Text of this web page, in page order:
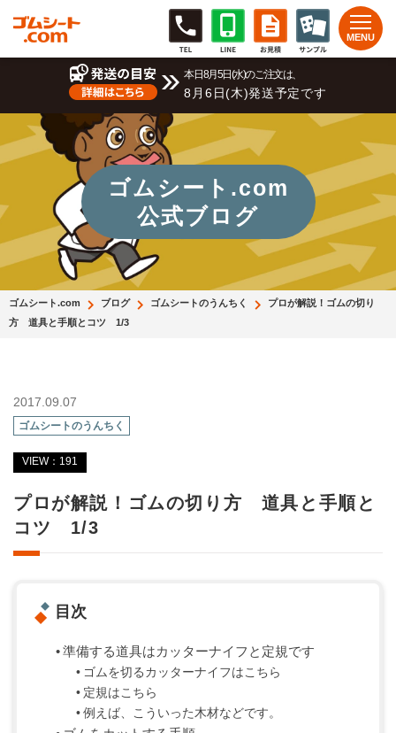
本日8月5日(水)のご注文は、
8月6日(木)発送予定です
ゴムシート.com
公式ブログ
ゴムシート.com ブログ ゴムシートのうんちく
プロが解説！ゴムの切り
方 道具と手順とコツ 1/3
2017.09.07
ゴムシートのうんちく
VIEW：191
プロが解説！ゴムの切り方 道具と手順と
コツ 1/3
目次
準備する道具はカッターナイフと定規です
ゴムを切るカッターナイフはこちら
定規はこちら
例えば、こういった木材などです。